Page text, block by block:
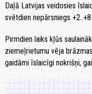
Daļā Latvijas veidosies
svētdien nepārsniegs
Pirmdien laiks kļūs
ziemeļrietumu vēja
gaidāmi īslaicīgi nokrišņi,